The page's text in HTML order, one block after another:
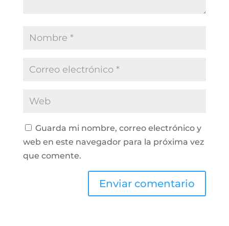
Guarda mi nombre, correo electrónico y
web en este navegador para la próxima vez
que comente.